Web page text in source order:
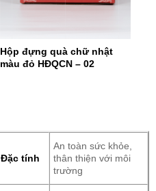
Hộp đựng quà chữ nhật
màu đỏ HĐQCN – 02
Đặc tính
An toàn sức khỏe,
thân thiện với môi
trường